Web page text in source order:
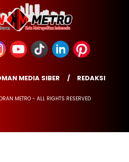
MEDIA SIBER REDAKSI
METRO - ALL RIGHTS RESERVED